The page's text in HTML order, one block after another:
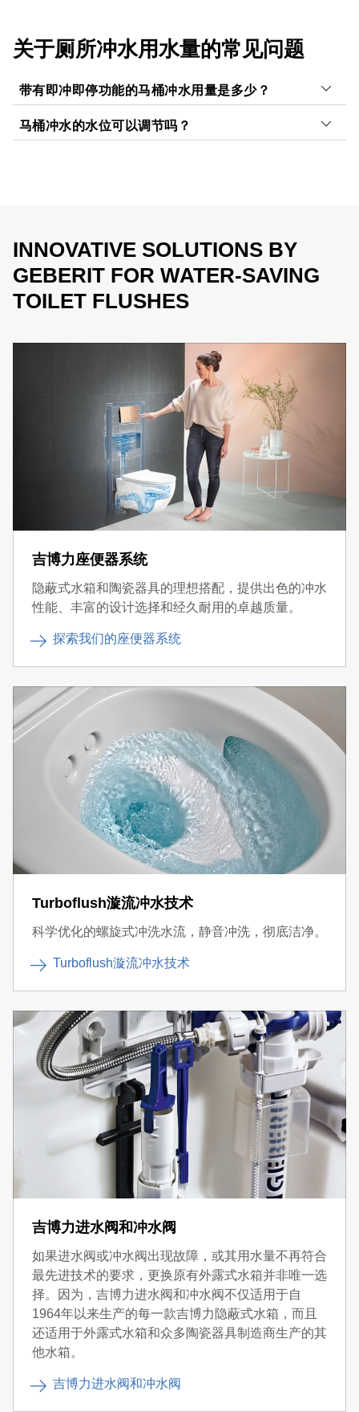
关于厕所冲水用水量的常见问题
带有即冲即停功能的马桶冲水用量是多少？
冲厕所用了多少水取决于各种因素。根据冲洗阀的设置，
冲水停止按钮可用于在水箱中的水 全部释放之前手动中断
完全冲水，这也节省了大量的水。
通过双重冲水，可以进一步减少用水量。如果你按下小冲
就能有效冲刷。
马桶冲水的水位可以调节吗？
输送所有东西。最好和你的水管工师傅谈好你家厕所的最
佳设置。
INNOVATIVE SOLUTIONS BY
GEBERIT FOR WATER-SAVING
TOILET FLUSHES
吉博力座便器系统
隐蔽式水箱和陶瓷器具的理想搭配，提供出色的冲水
性能、丰富的设计选择和经久耐用的卓越质量。
探索我们的座便器系统
Turboflush漩流冲水技术
科学优化的螺旋式冲洗水流，静音冲洗，彻底洁净。
Turboflush漩流冲水技术
吉博力进水阀和冲水阀
如果进水阀或冲水阀出现故障，或其用水量不再符合
最先进技术的要求，更换原有外露式水箱并非唯一选
择。因为，吉博力进水阀和冲水阀不仅适用于自
1964年以来生产的每一款吉博力隐蔽式水箱，而且
还适用于外露式水箱和众多陶瓷器具制造商生产的其
他水箱。
吉博力进水阀和冲水阀